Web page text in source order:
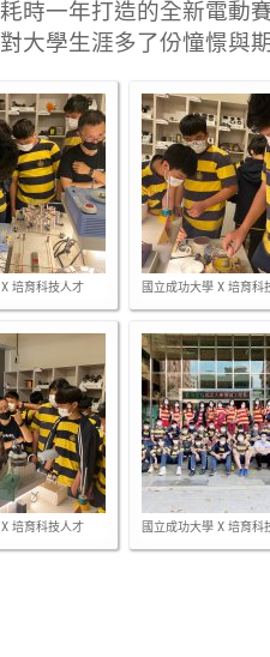
時一年打造的全新電動
大學生涯多了份憧憬與
培育科技人才 國立成功大學 X 培育科
培育科技人才 國立成功大學 X 培育科